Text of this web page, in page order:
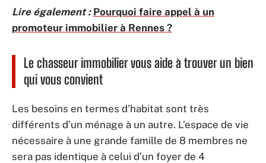
Lire également : Pourquoi faire appel à un
promoteur immobilier à Rennes ?
Le chasseur immobilier vous aide à trouver un bien
qui vous convient
Les besoins en termes d’habitat sont très
différents d’un ménage à un autre. L’espace de vie
nécessaire à une grande famille de 8 membres ne
sera pas identique à celui d’un foyer de 4